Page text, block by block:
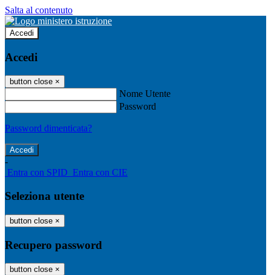
Salta al contenuto
Accedi
Accedi
button close ×
Nome Utente
Password
Password dimenticata?
-
Entra con SPID Entra con CIE
Seleziona utente
button close ×
Recupero password
button close ×